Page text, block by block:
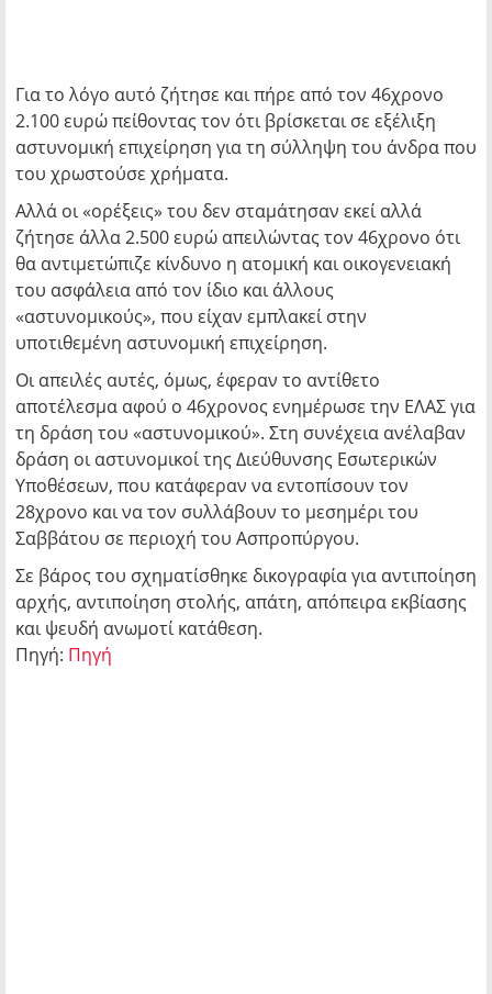
Για το λόγο αυτό ζήτησε και πήρε από τον 46χρονο
2.100 ευρώ πείθοντας τον ότι βρίσκεται σε εξέλιξη
αστυνομική επιχείρηση για τη σύλληψη του άνδρα που
του χρωστούσε χρήματα.
Αλλά οι «ορέξεις» του δεν σταμάτησαν εκεί αλλά
ζήτησε άλλα 2.500 ευρώ απειλώντας τον 46χρονο ότι
θα αντιμετώπιζε κίνδυνο η ατομική και οικογενειακή
του ασφάλεια από τον ίδιο και άλλους
«αστυνομικούς», που είχαν εμπλακεί στην
υποτιθεμένη αστυνομική επιχείρηση.
Οι απειλές αυτές, όμως, έφεραν το αντίθετο
αποτέλεσμα αφού ο 46χρονος ενημέρωσε την ΕΛΑΣ για
τη δράση του «αστυνομικού». Στη συνέχεια ανέλαβαν
δράση οι αστυνομικοί της Διεύθυνσης Εσωτερικών
Υποθέσεων, που κατάφεραν να εντοπίσουν τον
28χρονο και να τον συλλάβουν το μεσημέρι του
Σαββάτου σε περιοχή του Ασπροπύργου.
Σε βάρος του σχηματίσθηκε δικογραφία για αντιποίηση
αρχής, αντιποίηση στολής, απάτη, απόπειρα εκβίασης
και ψευδή ανωμοτί κατάθεση.
Πηγή: Πηγή